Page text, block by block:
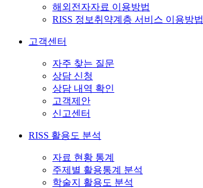
해외전자자료 이용방법
RISS 정보취약계층 서비스 이용방법
고객센터
자주 찾는 질문
상담 신청
상담 내역 확인
고객제안
신고센터
RISS 활용도 분석
자료 현황 통계
주제별 활용통계 분석
학술지 활용도 분석